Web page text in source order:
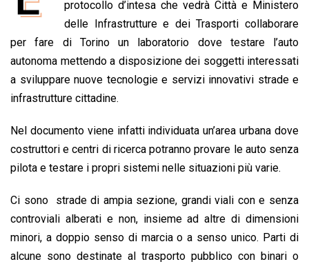
e
o
o
k
t
s
A
p
p
k
e
d
I
n
e
a
d
s
i
l
y
L
i
n
k
n
t
protocollo d’intesa che vedrà Città e Ministero
delle Infrastrutture e dei Trasporti collaborare
per fare di Torino un laboratorio dove testare l’auto
autonoma mettendo a disposizione dei soggetti interessati
a sviluppare nuove tecnologie e servizi innovativi strade e
infrastrutture cittadine.
Nel documento viene infatti individuata un’area urbana dove
costruttori e centri di ricerca potranno provare le auto senza
pilota e testare i propri sistemi nelle situazioni più varie.
Ci sono strade di ampia sezione, grandi viali con e senza
controviali alberati e non, insieme ad altre di dimensioni
minori, a doppio senso di marcia o a senso unico. Parti di
alcune sono destinate al trasporto pubblico con binari o